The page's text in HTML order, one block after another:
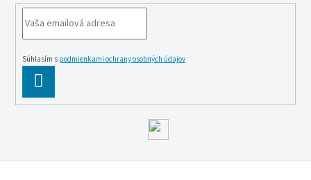
Súhlasím s podmienkami ochrany osobných údajov
SE